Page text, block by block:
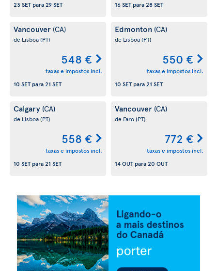
23 SETpara29 SET
16 SETpara28 SET
Vancouver (CA)
de Lisboa(PT)
548 €
taxas e impostos incl.
10 SETpara21 SET
Edmonton (CA)
de Lisboa(PT)
550 €
taxas e impostos incl.
10 SETpara21 SET
Calgary (CA)
de Lisboa(PT)
558 €
taxas e impostos incl.
10 SETpara21 SET
Vancouver (CA)
de Faro(PT)
772 €
taxas e impostos incl.
14 OUTpara20 OUT